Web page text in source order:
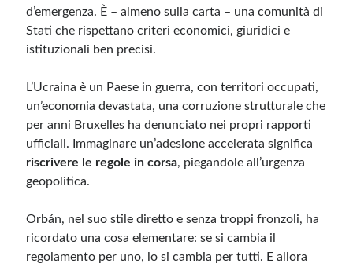
d’emergenza. È – almeno sulla carta – una comunità di
Stati che rispettano criteri economici, giuridici e
istituzionali ben precisi.
L’Ucraina è un Paese in guerra, con territori occupati,
un’economia devastata, una corruzione strutturale che
per anni Bruxelles ha denunciato nei propri rapporti
ufficiali. Immaginare un’adesione accelerata significa
riscrivere le regole in corsa, piegandole all’urgenza
geopolitica.
Orbán, nel suo stile diretto e senza troppi fronzoli, ha
ricordato una cosa elementare: se si cambia il
regolamento per uno, lo si cambia per tutti. E allora